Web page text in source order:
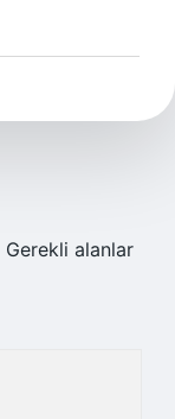
Gerekli alanlar